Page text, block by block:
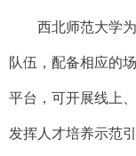
西北师范大学
队伍，配备相应的
平台，可开展线上
发挥人才培养示范